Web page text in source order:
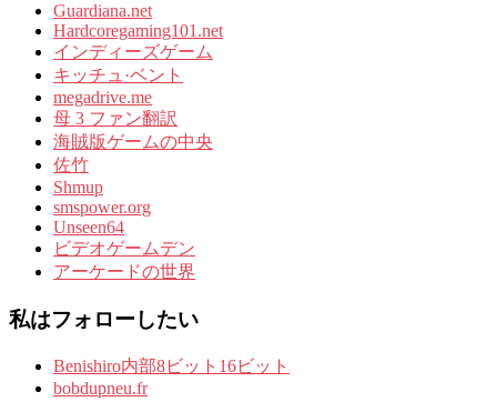
Guardiana.net
Hardcoregaming101.net
インディーズゲーム
キッチュ·ベント
megadrive.me
母 3 ファン翻訳
海賊版ゲームの中央
佐竹
Shmup
smspower.org
Unseen64
ビデオゲームデン
アーケードの世界
私はフォローしたい
Benishiro内部8ビット16ビット
bobdupneu.fr